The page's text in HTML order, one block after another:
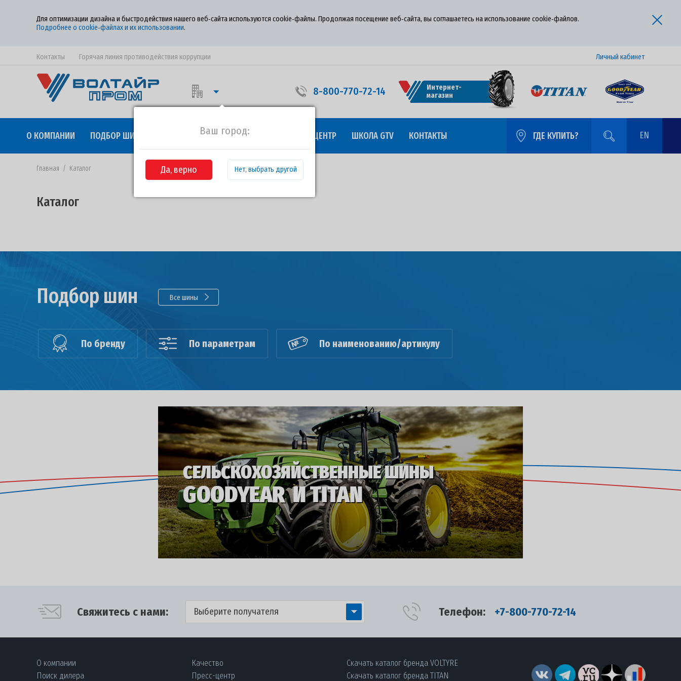
Для оптимизации дизайна и быстродействия нашего веб‑сайта используются cookie‑файлы. Продолжая посещение веб‑сайта, вы соглашаетесь на использование cookie‑файлов.
Подробнее о cookie‑файлах и их использовании.
Контакты Горячая линия противодействия коррупции Личный кабинет
Ваш город:
Да, верно Нет, выбрать другой
8-800-770-72-14
Интернет-
магазин
О КОМПАНИИ ПОДБОР ШИН СОТРУДНИЧЕСТВО ПРЕСС-ЦЕНТР ШКОЛА GTV КОНТАКТЫ ГДЕ КУПИТЬ? EN
Главная / Каталог
Каталог
Подбор шин Все шины
По бренду По параметрам По наименованию/артикулу
Свяжитесь с нами: Выберите получателя Телефон: +7-800-770-72-14
О компании
Поиск дилера
Качество
Пресс-центр
Скачать каталог бренда VOLTYRE
Скачать каталог бренда TITAN